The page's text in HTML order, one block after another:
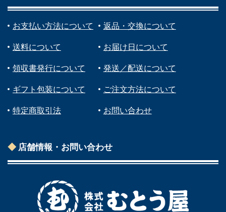
お支払い方法について 返品・交換について
送料について お届け日について
領収書発行について 発送／配送について
ギフト包装について ご注文方法について
特定商取引法 お問い合わせ
店舗情報・お問い合わせ